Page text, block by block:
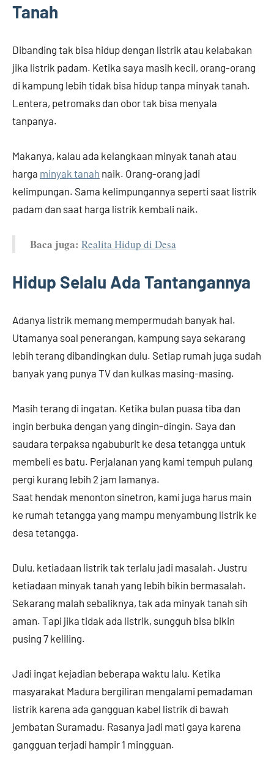
Tanah
Dibanding tak bisa hidup dengan listrik atau kelabakan
jika listrik padam. Ketika saya masih kecil, orang-orang
di kampung lebih tidak bisa hidup tanpa minyak tanah.
Lentera, petromaks dan obor tak bisa menyala
tanpanya.
Makanya, kalau ada kelangkaan minyak tanah atau
harga minyak tanah naik. Orang-orang jadi
kelimpungan. Sama kelimpungannya seperti saat listrik
padam dan saat harga listrik kembali naik.
Baca juga: Realita Hidup di Desa
Hidup Selalu Ada Tantangannya
Adanya listrik memang mempermudah banyak hal.
Utamanya soal penerangan, kampung saya sekarang
lebih terang dibandingkan dulu. Setiap rumah juga sudah
banyak yang punya TV dan kulkas masing-masing.
Masih terang di ingatan. Ketika bulan puasa tiba dan
ingin berbuka dengan yang dingin-dingin. Saya dan
saudara terpaksa ngabuburit ke desa tetangga untuk
membeli es batu. Perjalanan yang kami tempuh pulang
pergi kurang lebih 2 jam lamanya.
Saat hendak menonton sinetron, kami juga harus main
ke rumah tetangga yang mampu menyambung listrik ke
desa tetangga.
Dulu, ketiadaan listrik tak terlalu jadi masalah. Justru
ketiadaan minyak tanah yang lebih bikin bermasalah.
Sekarang malah sebaliknya, tak ada minyak tanah sih
aman. Tapi jika tidak ada listrik, sungguh bisa bikin
pusing 7 keliling.
Jadi ingat kejadian beberapa waktu lalu. Ketika
masyarakat Madura bergiliran mengalami pemadaman
listrik karena ada gangguan kabel listrik di bawah
jembatan Suramadu. Rasanya jadi mati gaya karena
gangguan terjadi hampir 1 mingguan.